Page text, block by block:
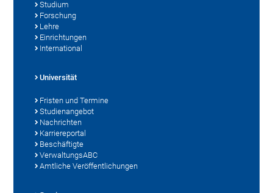
Studium
Forschung
Lehre
Einrichtungen
International
Universität
Fristen und Termine
Studienangebot
Nachrichten
Karriereportal
Beschäftigte
VerwaltungsABC
Amtliche Veröffentlichungen